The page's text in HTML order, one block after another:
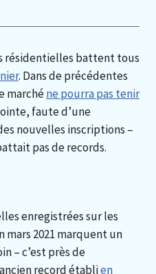
résidentielles battent tous
. Dans de précédentes
marchéne pourra pas tenir
faute d’une
nouvelles inscriptions –
pas de records.
enregistrées sur les
mars 2021 marquent un
– c’est près de
record établien